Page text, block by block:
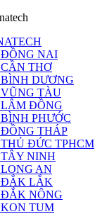
NAI
THƠ
DƯƠNG
TÀU
ĐỒNG
PHƯỚC
THÁP
ĐỨC TPHCM
NINH
AN
ĐẮK LẮK
NÔNG
TUM